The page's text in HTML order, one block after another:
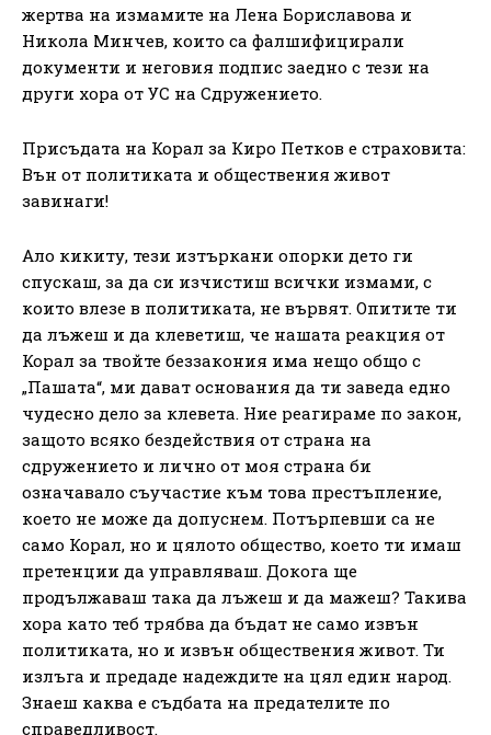
жертва на измамите на Лена Бориславова и
Никола Минчев, които са фалшифицирали
документи и неговия подпис заедно с тези на
други хора от УС на Сдружението.
Присъдата на Корал за Киро Петков е страховита:
Вън от политиката и обществения живот
завинаги!
Ало кикиту, тези изтъркани опорки дето ги
спускаш, за да си изчистиш всички измами, с
които влезе в политиката, не вървят. Опитите ти
да лъжеш и да клеветиш, че нашата реакция от
Корал за твойте беззакония има нещо общо с
„Пашата“, ми дават основания да ти заведа едно
чудесно дело за клевета. Ние реагираме по закон,
защото всяко бездействия от страна на
сдружението и лично от моя страна би
означавало съучастие към това престъпление,
което не може да допуснем. Потърпевши са не
само Корал, но и цялото общество, което ти имаш
претенции да управляваш. Докога ще
продължаваш така да лъжеш и да мажеш? Такива
хора като теб трябва да бъдат не само извън
политиката, но и извън обществения живот. Ти
излъга и предаде надеждите на цял един народ.
Знаеш каква е съдбата на предателите по
справедливост.